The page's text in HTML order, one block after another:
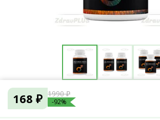
168 ₽ 1990 ₽
-92%